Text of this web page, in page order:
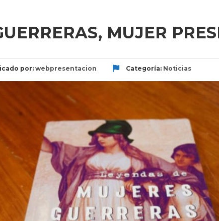
MUJER
por:webpresentacion Categoría: Noticias